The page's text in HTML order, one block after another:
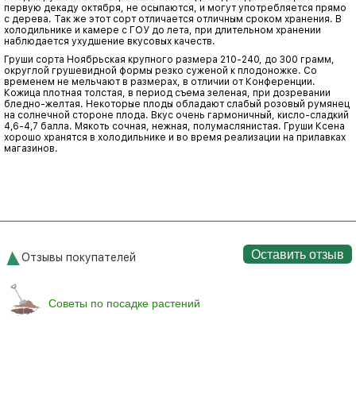
первую декаду октября, не осыпаются, и могут употребляется прямо
с дерева. Так же этот сорт отличается отличным сроком хранения. В
холодильнике и камере с ГОУ до лета, при длительном хранении
наблюдается ухудшение вкусовых качеств.
Груши сорта Ноябрьская крупного размера 210-240, до 300 грамм,
округлой грушевидной формы резко суженой к плодоножке. Со
временем не мельчают в размерах, в отличии от Конференции.
Кожица плотная толстая, в период съема зеленая, при дозревании
бледно-желтая. Некоторые плоды обладают слабый розовый румянец
на солнечной стороне плода. Вкус очень гармоничный, кисло-сладкий
4,6-4,7 балла. Мякоть сочная, нежная, полумаслянистая. Груши Ксена
хорошо хранятся в холодильнике и во время реализации на прилавках
магазинов.
Оставить отзыв
Отзывы покупателей
Советы по посадке растений